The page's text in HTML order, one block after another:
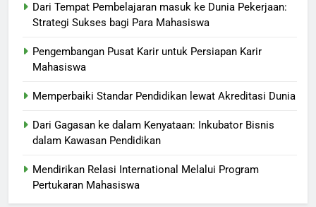
Dari Tempat Pembelajaran masuk ke Dunia Pekerjaan:
Strategi Sukses bagi Para Mahasiswa
Pengembangan Pusat Karir untuk Persiapan Karir
Mahasiswa
Memperbaiki Standar Pendidikan lewat Akreditasi Dunia
Dari Gagasan ke dalam Kenyataan: Inkubator Bisnis
dalam Kawasan Pendidikan
Mendirikan Relasi International Melalui Program
Pertukaran Mahasiswa